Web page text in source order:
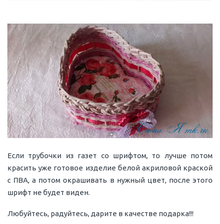
Если трубочки из газет со шрифтом, то лучше потом
красить уже готовое изделие белой акриловой краской
с ПВА, а потом окрашивать в нужный цвет, после этого
шрифт не будет виден.
Любуйтесь, радуйтесь, дарите в качестве подарка!!!